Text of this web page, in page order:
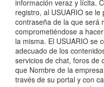
información veraz y lícita.
registro, al USUARIO se
contraseña de la que será
comprometiéndose a
la misma. El USUARIO se
adecuado de los
servicios de chat, foros de
que Nombre de la
través de su portal y con